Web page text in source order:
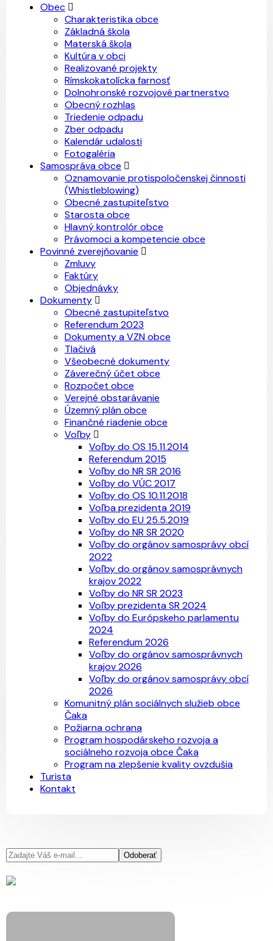
Obec
Charakteristika obce
Základná škola
Materská škola
Kultúra v obci
Realizované projekty
Rímskokatolícka farnosť
Dolnohronské rozvojové partnerstvo
Obecný rozhlas
Triedenie odpadu
Zber odpadu
Kalendár udalosti
Fotogaléria
Samospráva obce
Oznamovanie protispoločenskej činnosti
(Whistleblowing)
Obecné zastupiteľstvo
Starosta obce
Hlavný kontrolór obce
Právomoci a kompetencie obce
Povinné zverejňovanie
Zmluvy
Faktúry
Objednávky
Dokumenty
Obecné zastupiteľstvo
Referendum 2023
Dokumenty a VZN obce
Tlačivá
Všeobecné dokumenty
Záverečný účet obce
Rozpočet obce
Verejné obstarávanie
Územný plán obce
Finančné riadenie obce
Voľby
Voľby do OS 15.11.2014
Referendum 2015
Voľby do NR SR 2016
Voľby do VÚC 2017
Voľby do OS 10.11.2018
Voľba prezidenta 2019
Voľby do EU 25.5.2019
Voľby do NR SR 2020
Voľby do orgánov samosprávy obcí
2022
Voľby do orgánov samosprávnych
krajov 2022
Voľby do NR SR 2023
Voľby prezidenta SR 2024
Voľby do Európskeho parlamentu
2024
Referendum 2026
Voľby do orgánov samosprávnych
krajov 2026
Voľby do orgánov samosprávy obcí
2026
Komunitný plán sociálnych služieb obce
Čaka
Požiarna ochrana
Program hospodárskeho rozvoja a
sociálneho rozvoja obce Čaka
Program na zlepšenie kvality ovzdušia
Turista
Kontakt
Odoberať